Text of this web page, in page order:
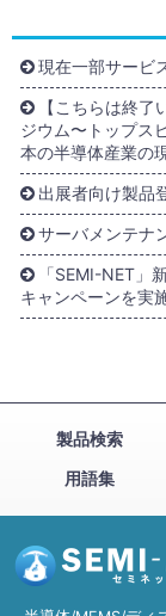
現在一部サービ
【こちらは終
ジウム〜トップス
本の半導体産業の
出展者向け製品
サーバメンテナ
「SEMI-NET」
キャンペーンを実
製品検索
用語集